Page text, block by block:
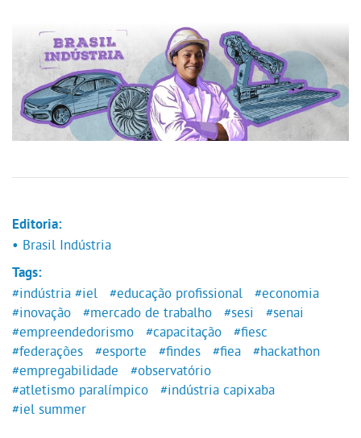
Editoria:
• Brasil Indústria
Tags:
#indústria #iel #educação profissional
#economia
#inovação
#mercado de trabalho #sesi
#senai
#empreendedorismo
#capacitação
#fiesc
#federações
#esporte #findes #fiea
#hackathon
#empregabilidade
#observatório
#atletismo paralímpico
#indústria capixaba
#iel summer